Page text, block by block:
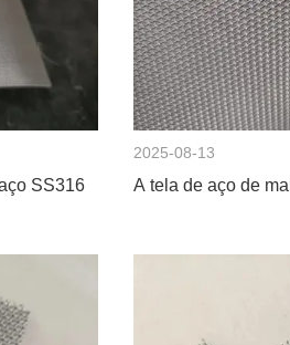
SS316
2025-08-13
A tela de aço de